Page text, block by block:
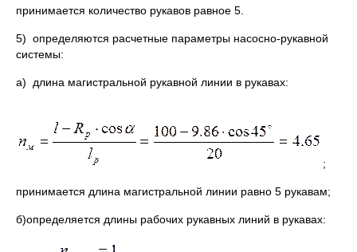
принимается количество рукавов равное 5.
5) определяются расчетные параметры насосно-рукавной
системы:
a) длина магистральной рукавной линии в рукавах:
;
принимается длина магистральной линии равно 5 рукавам;
б)определяется длины рабочих рукавных линий в рукавах: